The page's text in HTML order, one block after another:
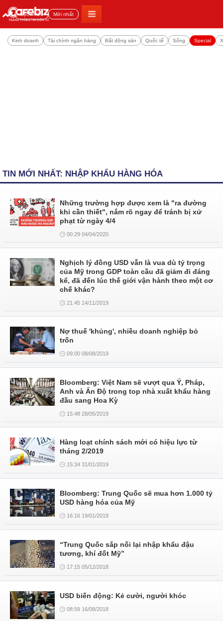
Đọc nhiều Mới nhất
Kinh doanh Tài chính ngân hàng Bất động sản Quốc tế Sống Special
TIN MỚI NHẤT: NHẬP KHẨU HÀNG HÓA
Những trường hợp được xem là "ra đường
khi cần thiết", nắm rõ ngay để tránh bị xử
phạt từ ngày 4/4
00:29 04/04/2020
Nghịch lý đồng USD vẫn là vua dù tỷ trọng
của Mỹ trong GDP toàn cầu đã giảm đi đáng
kể, đã đến lúc thế giới vận hành theo một cơ
chế khác?
21:45 14/11/2019
Nợ thuế 'khủng', nhiều doanh nghiệp bỏ
trốn
09:00 08/08/2019
Bloomberg: Việt Nam sẽ vượt qua Ý, Pháp,
Anh và Ấn Độ trong top nhà xuất khẩu hàng
đầu sang Hoa Kỳ
15:48 28/05/2019
Hàng loạt chính sách mới có hiệu lực từ
tháng 2/2019
15:34 31/01/2019
Bloomberg: Trung Quốc sẽ mua hơn 1.000 tỷ
USD hàng hóa của Mỹ
16:16 19/01/2019
“Trung Quốc sắp nối lại nhập khẩu đậu
tương, khí đốt Mỹ”
17:15 05/12/2018
USD biến động: Kẻ cười, người khóc
08:59 16/08/2018